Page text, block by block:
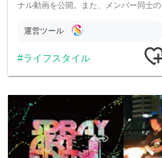
ナル動画を公開。また、メンバー同士の
ただいています。
運営ツール
ライフスタイル